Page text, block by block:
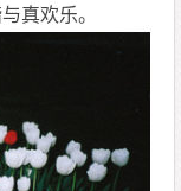
真欢乐。